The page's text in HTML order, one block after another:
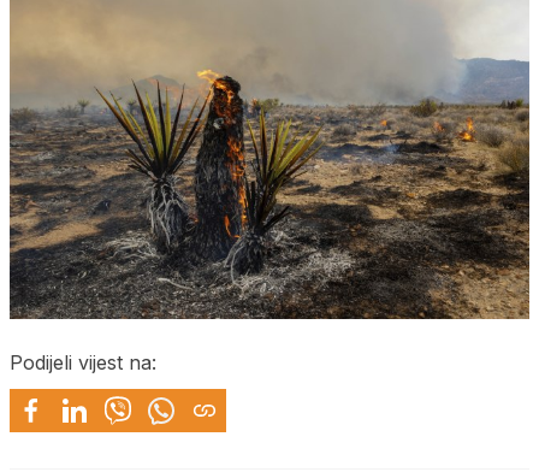
Podijeli vijest na: